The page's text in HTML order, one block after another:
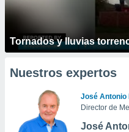
Tornados y lluvias
Nuestros expertos
José Antonio
Director de
José